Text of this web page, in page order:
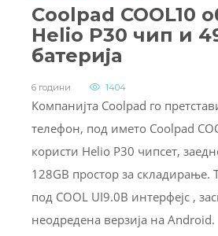
Coolpad COOL10
Helio P30 чип и
батерија
6 години 1404
Компанијта Coolpad го
телефон, под името Coolpad
користи Helio P30 чипсет,
128GB простор за складирање.
под COOL UI9.0B интерфејс ,
неодредена верзија на Android.